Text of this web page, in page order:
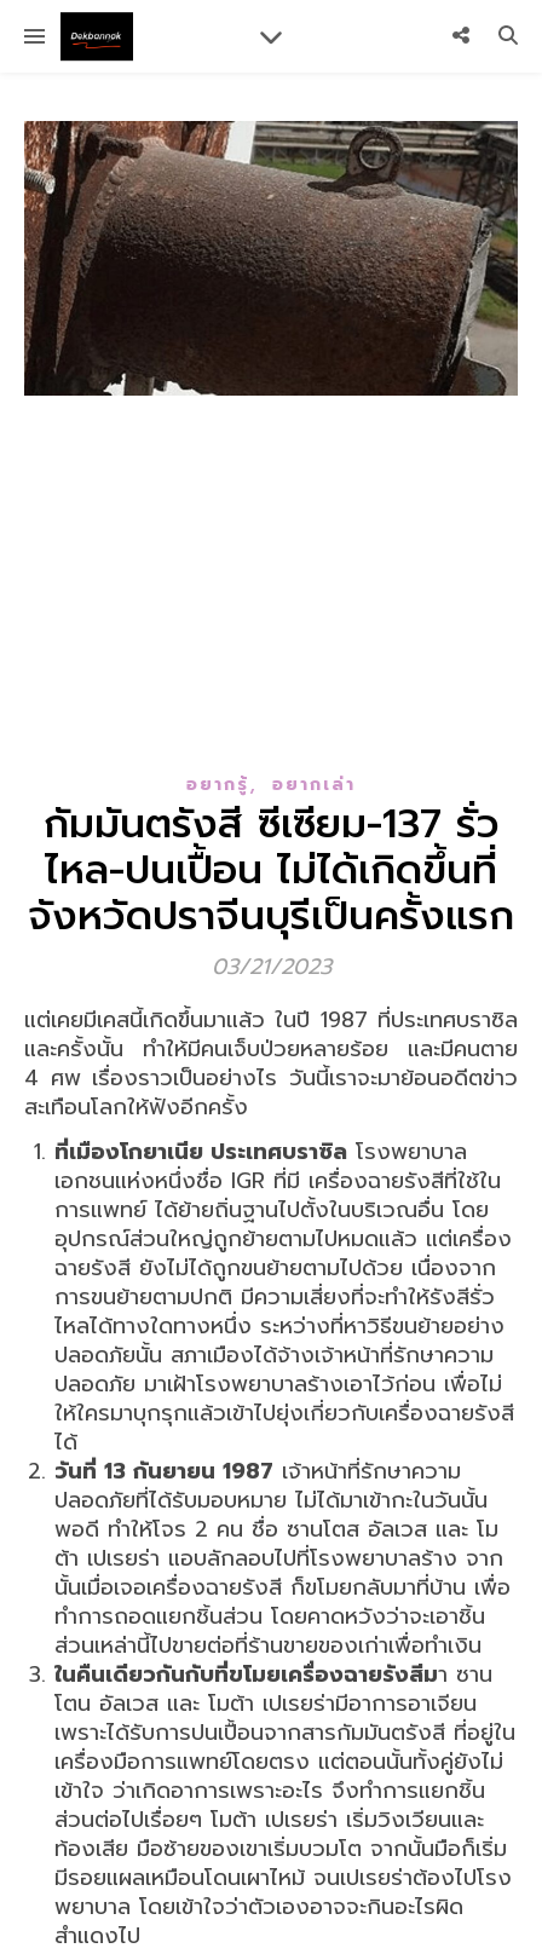
อยากรู้, อยากเล่า
กัมมันตรังสี ซีเซียม-137 รั่ว
ไหล-ปนเปื้อน ไม่ได้เกิดขึ้นที่
จังหวัดปราจีนบุรีเป็นครั้งแรก
03/21/2023
แต่เคยมีเคสนี้เกิดขึ้นมาแล้ว ในปี 1987 ที่ประเทศบราซิล
และครั้งนั้น ทำให้มีคนเจ็บป่วยหลายร้อย และมีคนตาย
4 ศพ เรื่องราวเป็นอย่างไร วันนี้เราจะมาย้อนอดีตข่าว
สะเทือนโลกให้ฟังอีกครั้ง
ที่เมืองโกยาเนีย ประเทศบราซิล โรงพยาบาล
เอกชนแห่งหนึ่งชื่อ IGR ที่มี เครื่องฉายรังสีที่ใช้ใน
การแพทย์ ได้ย้ายถิ่นฐานไปตั้งในบริเวณอื่น โดย
อุปกรณ์ส่วนใหญ่ถูกย้ายตามไปหมดแล้ว แต่เครื่อง
ฉายรังสี ยังไม่ได้ถูกขนย้ายตามไปด้วย เนื่องจาก
การขนย้ายตามปกติ มีความเสี่ยงที่จะทำให้รังสีรั่ว
ไหลได้ทางใดทางหนึ่ง ระหว่างที่หาวิธีขนย้ายอย่าง
ปลอดภัยนั้น สภาเมืองได้จ้างเจ้าหน้าที่รักษาความ
ปลอดภัย มาเฝ้าโรงพยาบาลร้างเอาไว้ก่อน เพื่อไม่
ให้ใครมาบุกรุกแล้วเข้าไปยุ่งเกี่ยวกับเครื่องฉายรังสี
ได้
วันที่ 13 กันยายน 1987 เจ้าหน้าที่รักษาความ
ปลอดภัยที่ได้รับมอบหมาย ไม่ได้มาเข้ากะในวันนั้น
พอดี ทำให้โจร 2 คน ชื่อ ซานโตส อัลเวส และ โม
ต้า เปเรยร่า แอบลักลอบไปที่โรงพยาบาลร้าง จาก
นั้นเมื่อเจอเครื่องฉายรังสี ก็ขโมยกลับมาที่บ้าน เพื่อ
ทำการถอดแยกชิ้นส่วน โดยคาดหวังว่าจะเอาชิ้น
ส่วนเหล่านี้ไปขายต่อที่ร้านขายของเก่าเพื่อทำเงิน
ในคืนเดียวกันกับที่ขโมยเครื่องฉายรังสีมา ซาน
โตน อัลเวส และ โมต้า เปเรยร่ามีอาการอาเจียน
เพราะได้รับการปนเปื้อนจากสารกัมมันตรังสี ที่อยู่ใน
เครื่องมือการแพทย์โดยตรง แต่ตอนนั้นทั้งคู่ยังไม่
เข้าใจ ว่าเกิดอาการเพราะอะไร จึงทำการแยกชิ้น
ส่วนต่อไปเรื่อยๆ โมต้า เปเรยร่า เริ่มวิงเวียนและ
ท้องเสีย มือซ้ายของเขาเริ่มบวมโต จากนั้นมือก็เริ่ม
มีรอยแผลเหมือนโดนเผาไหม้ จนเปเรยร่าต้องไปโรง
พยาบาล โดยเข้าใจว่าตัวเองอาจจะกินอะไรผิด
สำแดงไป